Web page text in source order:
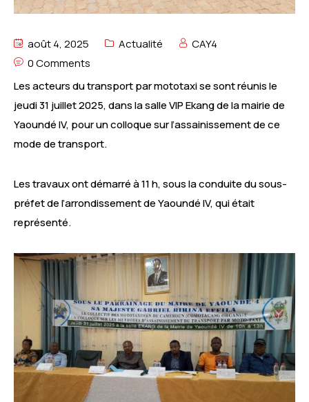
août 4, 2025 Actualité
CAY4
0 Comments
Les acteurs du transport par mototaxi se sont réunis le
jeudi 31 juillet 2025, dans la salle VIP Ekang de la mairie de
Yaoundé IV, pour un colloque sur l’assainissement de ce
mode de transport.
Les travaux ont démarré à 11 h, sous la conduite du sous-
préfet de l’arrondissement de Yaoundé IV, qui était
représenté.